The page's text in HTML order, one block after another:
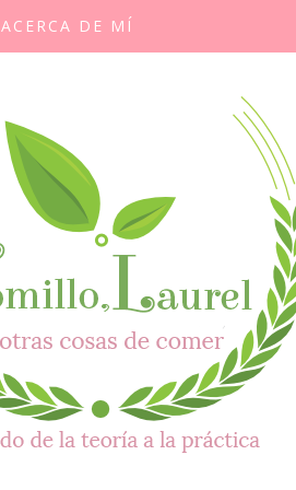
ACERCA DE MÍ